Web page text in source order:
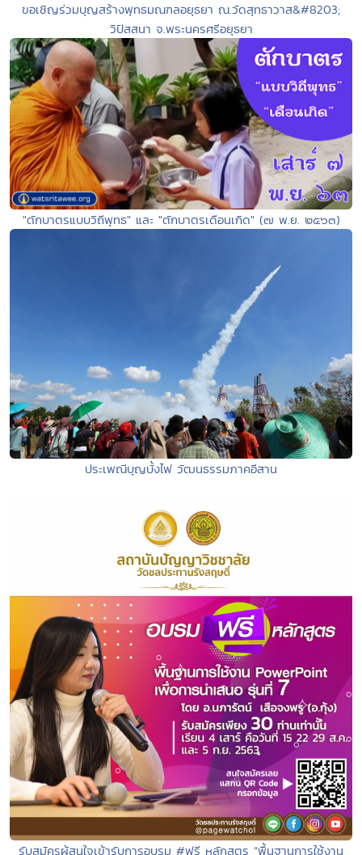
ขอเชิญร่วมบุญสร้างพุทธมณฑลอยุธยา ณ.วัดสุทธาวาส&#8203;
วิปัสสนา จ.พระนครศรีอยุธยา
"ตักบาตรแบบวิถีพุทธ" และ "ตักบาตรเดือนเกิด" (๗ พ.ย. ๒๕๖๓)
ประเพณีบุญบั้งไฟ วัฒนธรรมภาคอีสาน
รับสมัครผู้สนใจเข้ารับการอบรม #ฟรี หลักสูตร “พื้นฐานการใช้งาน